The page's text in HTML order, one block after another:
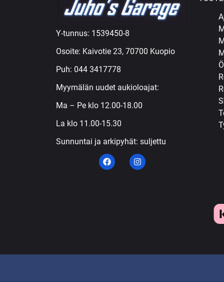
Y-tunnus: 1539450-8
Osoite: Kaivotie 23, 70700 Kuopio
Puh: 044 3417778
Myymälän uudet aukioloajat:
Ma – Pe klo 12.00-18.00
La klo 11.00-15.30
Sunnuntai ja arkipyhät: suljettu